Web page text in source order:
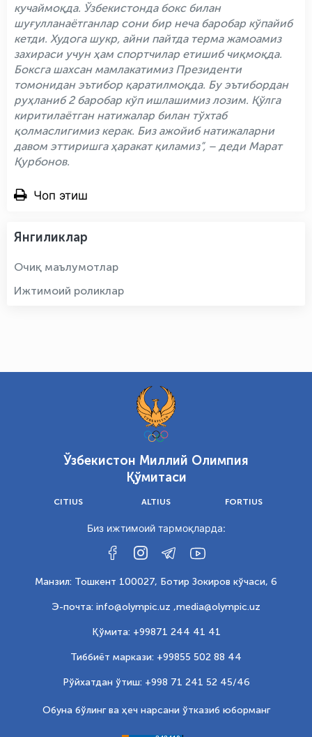
кучаймоқда. Ўзбекистонда бокс билан
шуғулланаётганлар сони бир неча баробар кўпайиб
кетди. Худога шукр, айни пайтда терма жамоамиз
захираси учун ҳам спортчилар етишиб чиқмоқда.
Боксга шахсан мамлакатимиз Президенти
томонидан эътибор қаратилмоқда. Бу эътибордан
руҳланиб 2 баробар кўп ишлашимиз лозим. Қўлга
киритилаётган натижалар билан тўхтаб
қолмаслигимиз керак. Биз ажойиб натижаларни
давом эттиришга ҳаракат қиламиз”, – деди Марат
Қурбонов.
Чоп этиш
Янгиликлар
Очиқ маълумотлар
Ижтимоий роликлар
Ўзбекистон Миллий Олимпия
Қўмитаси
CITIUS ALTIUS FORTIUS
Биз ижтимоий тармоқларда:
Манзил: Тошкент 100027, Ботир Зокиров кўчаси, 6
Э-почта: info@olympic.uz ,media@olympic.uz
Қўмита: +99871 244 41 41
Тиббиёт маркази: +99855 502 88 44
Рўйхатдан ўтиш: +998 71 241 52 45/46
Обуна бўлинг ва ҳеч нарсани ўтказиб юборманг